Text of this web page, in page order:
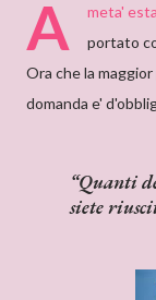
A
meta'
portato
Ora che la
domanda e'
Quanti
siete